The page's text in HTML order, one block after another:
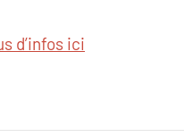
d’infos ici